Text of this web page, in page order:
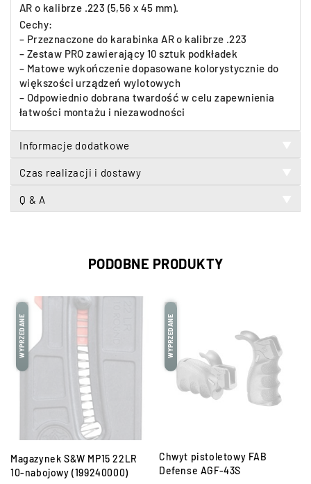
AR o kalibrze .223 (5,56 x 45 mm).
Cechy:
– Przeznaczone do karabinka AR o kalibrze .223
– Zestaw PRO zawierający 10 sztuk podkładek
– Matowe wykończenie dopasowane kolorystycznie do
większości urządzeń wylotowych
– Odpowiednio dobrana twardość w celu zapewnienia
łatwości montażu i niezawodności
Informacje dodatkowe
Czas realizacji i dostawy
Q & A
PODOBNE PRODUKTY
WYPRZEDANE
Magazynek S&W MP15 22LR
10-nabojowy (199240000)
WYPRZEDANE
Chwyt pistoletowy FAB
Defense AGF-43S